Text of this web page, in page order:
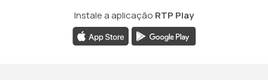
Instale a aplicação RTP Play